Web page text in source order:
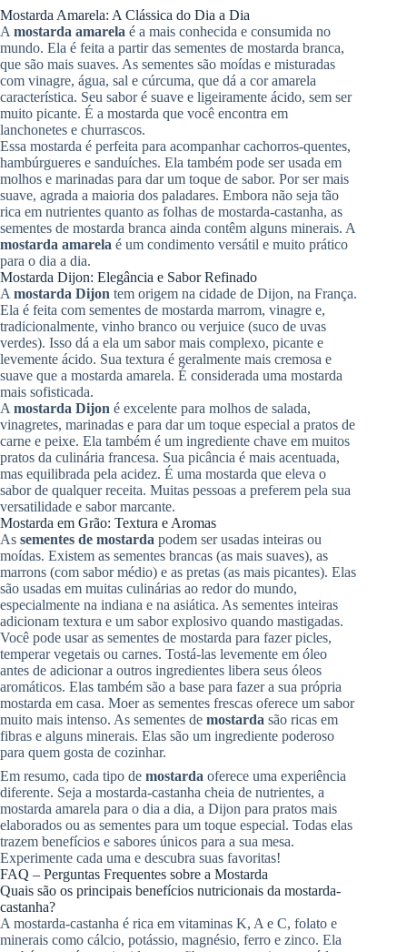
Mostarda Amarela: A Clássica do Dia a Dia
A mostarda amarela é a mais conhecida e consumida no
mundo. Ela é feita a partir das sementes de mostarda branca,
que são mais suaves. As sementes são moídas e misturadas
com vinagre, água, sal e cúrcuma, que dá a cor amarela
característica. Seu sabor é suave e ligeiramente ácido, sem ser
muito picante. É a mostarda que você encontra em
lanchonetes e churrascos.
Essa mostarda é perfeita para acompanhar cachorros-quentes,
hambúrgueres e sanduíches. Ela também pode ser usada em
molhos e marinadas para dar um toque de sabor. Por ser mais
suave, agrada a maioria dos paladares. Embora não seja tão
rica em nutrientes quanto as folhas de mostarda-castanha, as
sementes de mostarda branca ainda contêm alguns minerais. A
mostarda amarela é um condimento versátil e muito prático
para o dia a dia.
Mostarda Dijon: Elegância e Sabor Refinado
A mostarda Dijon tem origem na cidade de Dijon, na França.
Ela é feita com sementes de mostarda marrom, vinagre e,
tradicionalmente, vinho branco ou verjuice (suco de uvas
verdes). Isso dá a ela um sabor mais complexo, picante e
levemente ácido. Sua textura é geralmente mais cremosa e
suave que a mostarda amarela. É considerada uma mostarda
mais sofisticada.
A mostarda Dijon é excelente para molhos de salada,
vinagretes, marinadas e para dar um toque especial a pratos de
carne e peixe. Ela também é um ingrediente chave em muitos
pratos da culinária francesa. Sua picância é mais acentuada,
mas equilibrada pela acidez. É uma mostarda que eleva o
sabor de qualquer receita. Muitas pessoas a preferem pela sua
versatilidade e sabor marcante.
Mostarda em Grão: Textura e Aromas
As sementes de mostarda podem ser usadas inteiras ou
moídas. Existem as sementes brancas (as mais suaves), as
marrons (com sabor médio) e as pretas (as mais picantes). Elas
são usadas em muitas culinárias ao redor do mundo,
especialmente na indiana e na asiática. As sementes inteiras
adicionam textura e um sabor explosivo quando mastigadas.
Você pode usar as sementes de mostarda para fazer picles,
temperar vegetais ou carnes. Tostá-las levemente em óleo
antes de adicionar a outros ingredientes libera seus óleos
aromáticos. Elas também são a base para fazer a sua própria
mostarda em casa. Moer as sementes frescas oferece um sabor
muito mais intenso. As sementes de mostarda são ricas em
fibras e alguns minerais. Elas são um ingrediente poderoso
para quem gosta de cozinhar.
Em resumo, cada tipo de mostarda oferece uma experiência
diferente. Seja a mostarda-castanha cheia de nutrientes, a
mostarda amarela para o dia a dia, a Dijon para pratos mais
elaborados ou as sementes para um toque especial. Todas elas
trazem benefícios e sabores únicos para a sua mesa.
Experimente cada uma e descubra suas favoritas!
FAQ – Perguntas Frequentes sobre a Mostarda
Quais são os principais benefícios nutricionais da mostarda-
castanha?
A mostarda-castanha é rica em vitaminas K, A e C, folato e
minerais como cálcio, potássio, magnésio, ferro e zinco. Ela